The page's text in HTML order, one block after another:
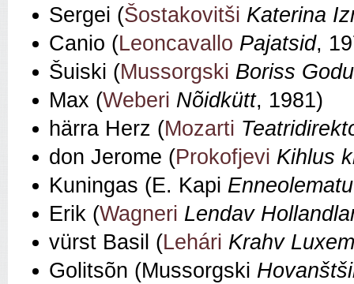
Sergei (Šostakovitši Katerina
Canio (Leoncavallo Pajatsid,
Šuiski (Mussorgski Boriss
Max (Weberi Nõidkütt, 1981)
härra Herz (Mozarti
don Jerome (Prokofjevi Kihlus
Kuningas (E. Kapi
Erik (Wagneri Lendav
vürst Basil (Lehári Krahv
Golitsõn (Mussorgski